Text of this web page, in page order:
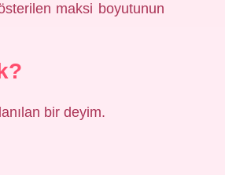
maksi boyutunun
bir deyim.